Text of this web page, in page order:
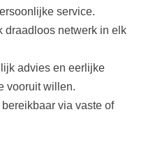
service.
draadloos netwerk in elk
advies en eerlijke
vooruit willen.
via vaste of